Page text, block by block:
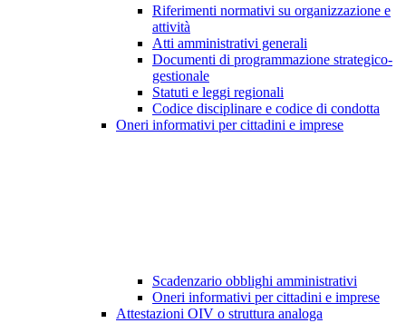
Riferimenti normativi su organizzazione e
attività
Atti amministrativi generali
Documenti di programmazione strategico-
gestionale
Statuti e leggi regionali
Codice disciplinare e codice di condotta
Oneri informativi per cittadini e imprese
Scadenzario obblighi amministrativi
Oneri informativi per cittadini e imprese
Attestazioni OIV o struttura analoga